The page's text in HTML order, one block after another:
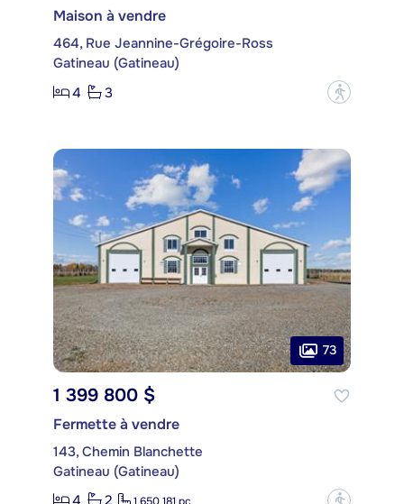
Maison à vendre
464, Rue Jeannine-Grégoire-Ross
Gatineau (Gatineau)
4
3 ?
73
1 399 800 $
Fermette à vendre
143, Chemin Blanchette
Gatineau (Gatineau)
?